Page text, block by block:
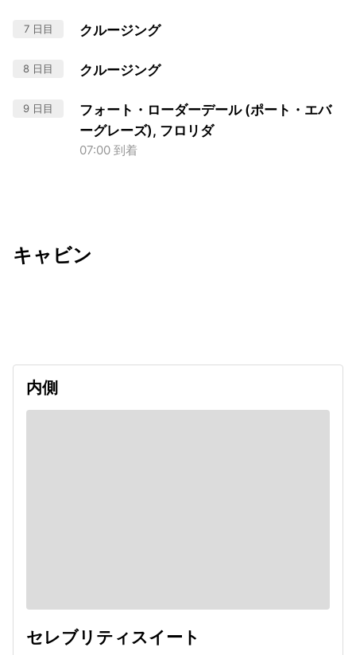
7 日目 クルージング
8 日目 クルージング
9 日目
フォート・ローダーデール (ポート・エバ
ーグレーズ), フロリダ
07:00 到着
キャビン
内側
セレブリティスイート